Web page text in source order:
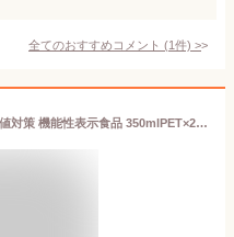
全てのおすすめコメント (1件) >
サントリー 伊右衛門プラス 血糖値対策 機能性表示食品 350mlPET×24本